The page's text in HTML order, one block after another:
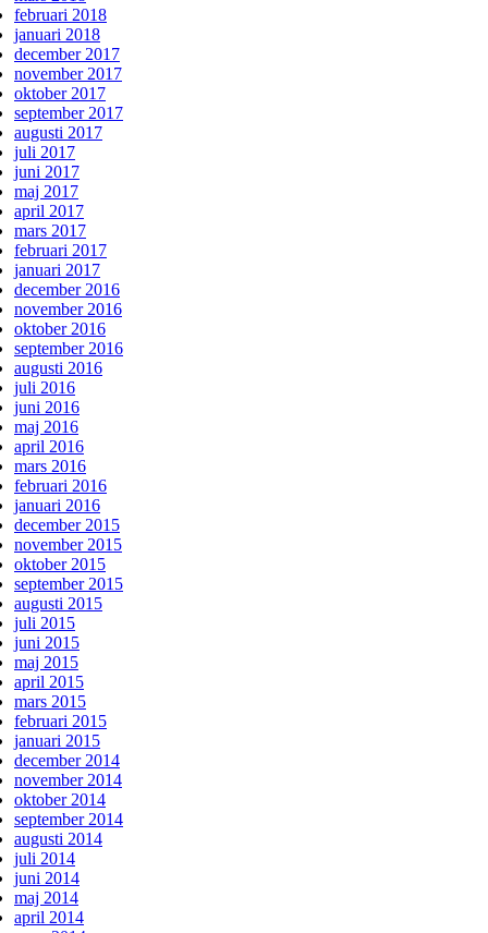
februari 2018
januari 2018
december 2017
november 2017
oktober 2017
september 2017
augusti 2017
juli 2017
juni 2017
maj 2017
april 2017
mars 2017
februari 2017
januari 2017
december 2016
november 2016
oktober 2016
september 2016
augusti 2016
juli 2016
juni 2016
maj 2016
april 2016
mars 2016
februari 2016
januari 2016
december 2015
november 2015
oktober 2015
september 2015
augusti 2015
juli 2015
juni 2015
maj 2015
april 2015
mars 2015
februari 2015
januari 2015
december 2014
november 2014
oktober 2014
september 2014
augusti 2014
juli 2014
juni 2014
maj 2014
april 2014